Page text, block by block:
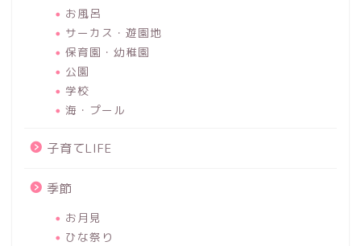
お風呂
サーカス・遊園地
保育園・幼稚園
公園
学校
海・プール
子育てLIFE
季節
お月見
ひな祭り